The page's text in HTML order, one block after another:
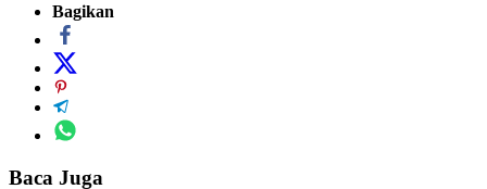
Bagikan
Baca Juga